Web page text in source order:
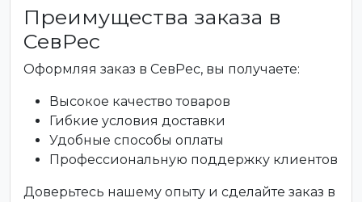
Преимущества заказа в
СевРес
Оформляя заказ в СевРес, вы получаете:
Высокое качество товаров
Гибкие условия доставки
Удобные способы оплаты
Профессиональную поддержку клиентов
Доверьтесь нашему опыту и сделайте заказ в